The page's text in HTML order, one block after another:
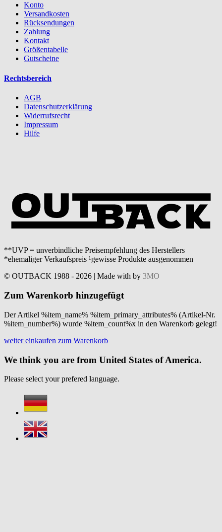
Konto
Versandkosten
Rücksendungen
Zahlung
Kontakt
Größentabelle
Gutscheine
Rechtsbereich
AGB
Datenschutzerklärung
Widerrufsrecht
Impressum
Hilfe
**UVP = unverbindliche Preisempfehlung des Herstellers
*ehemaliger Verkaufspreis ¹gewisse Produkte ausgenommen
© OUTBACK 1988 - 2026 | Made with by 3MO
Zum Warenkorb hinzugefügt
Der Artikel %item_name% %item_primary_attributes% (Artikel-Nr.
%item_number%) wurde %item_count%x in den Warenkorb gelegt!
weiter einkaufen zum Warenkorb
We think you are from United States of America.
Please select your prefered language.